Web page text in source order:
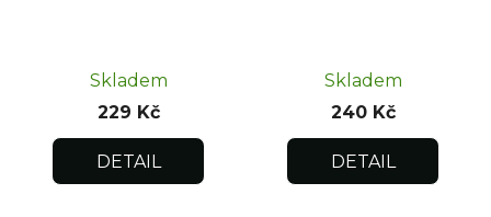
Skladem
229 Kč
DETAIL
Skladem
240 Kč
DETAIL